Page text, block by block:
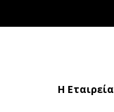
Η Εταιρεία